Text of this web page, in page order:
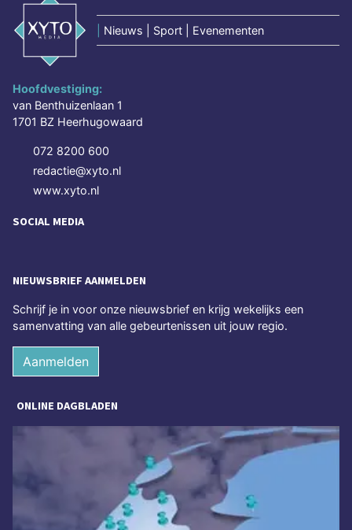
Nieuws | Sport | Evenementen
Hoofdvestiging:
van Benthuizenlaan 1
1701 BZ Heerhugowaard
072 8200 600
redactie@xyto.nl
www.xyto.nl
SOCIAL MEDIA
NIEUWSBRIEF AANMELDEN
Schrijf je in voor onze nieuwsbrief en krijg wekelijks een
samenvatting van alle gebeurtenissen uit jouw regio.
Aanmelden
ONLINE DAGBLADEN